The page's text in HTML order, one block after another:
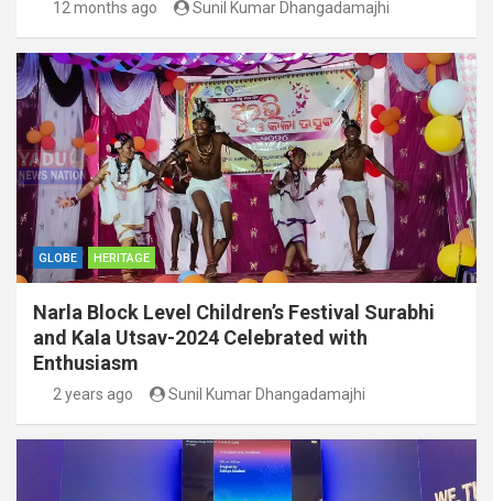
12 months ago Sunil Kumar Dhangadamajhi
GLOBE HERITAGE
Narla Block Level Children’s Festival Surabhi
and Kala Utsav-2024 Celebrated with
Enthusiasm
2 years ago Sunil Kumar Dhangadamajhi